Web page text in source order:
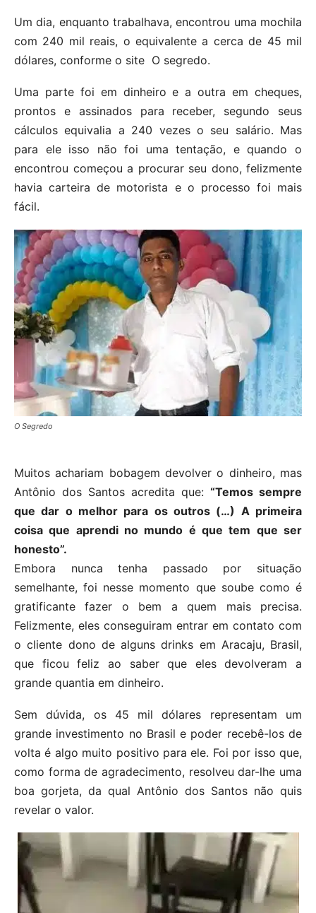
Um dia, enquanto trabalhava, encontrou uma mochila
com 240 mil reais, o equivalente a cerca de 45 mil
dólares, conforme o site O segredo.
Uma parte foi em dinheiro e a outra em cheques,
prontos e assinados para receber, segundo seus
cálculos equivalia a 240 vezes o seu salário. Mas
para ele isso não foi uma tentação, e quando o
encontrou começou a procurar seu dono, felizmente
havia carteira de motorista e o processo foi mais
fácil.
O Segredo
Muitos achariam bobagem devolver o dinheiro, mas
Antônio dos Santos acredita que: “Temos sempre
que dar o melhor para os outros (…) A primeira
coisa que aprendi no mundo é que tem que ser
honesto”.
Embora nunca tenha passado por situação
semelhante, foi nesse momento que soube como é
gratificante fazer o bem a quem mais precisa.
Felizmente, eles conseguiram entrar em contato com
o cliente dono de alguns drinks em Aracaju, Brasil,
que ficou feliz ao saber que eles devolveram a
grande quantia em dinheiro.
Sem dúvida, os 45 mil dólares representam um
grande investimento no Brasil e poder recebê-los de
volta é algo muito positivo para ele. Foi por isso que,
como forma de agradecimento, resolveu dar-lhe uma
boa gorjeta, da qual Antônio dos Santos não quis
revelar o valor.